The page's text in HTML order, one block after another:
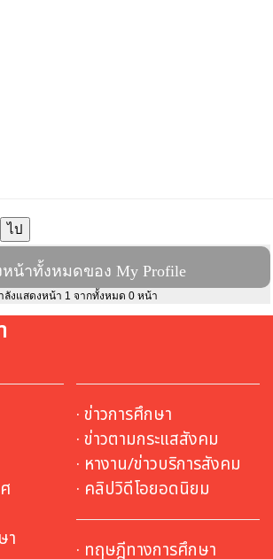
น้าทั้งหมดของ My Profile
ลังแสดงหน้า 1 จากทั้งหมด 0 หน้า
า
· ข่าวการศึกษา
· ข่าวตามกระแสสังคม
· หางาน/ข่าวบริการสังคม
· คลิปวิดีโอยอดนิยม
· ทฤษฎีทางการศึกษา